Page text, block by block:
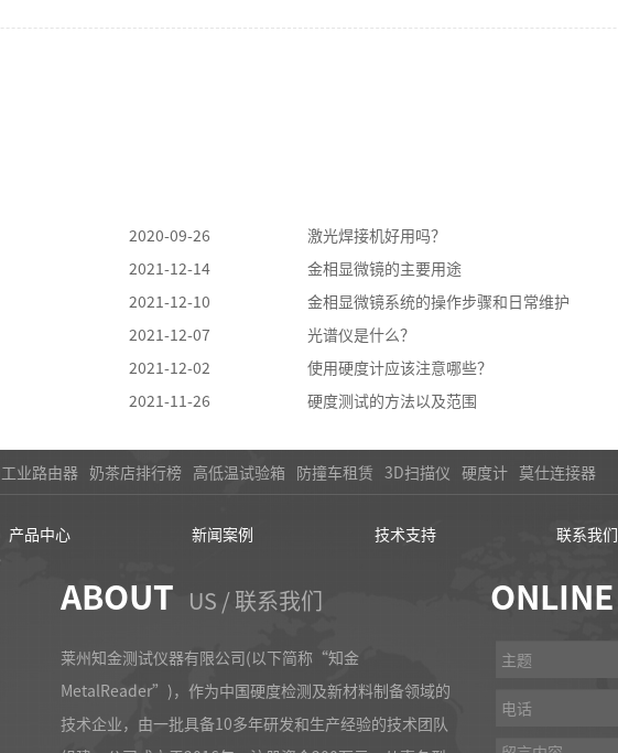
2020-09-26
2021-12-14
2021-12-10
2021-12-07
2021-12-02
2021-11-26
激光焊接机好用吗？
金相显微镜的主要用途
金相显微镜系统的操作步骤和日常维护
光谱仪是什么？
使用硬度计应该注意哪些？
硬度测试的方法以及范围
业路由器 奶茶店排行榜 高低温试验箱 防撞车租赁 3D扫描仪 硬度计 莫仕连接器
产品中心 新闻案例 技术支持 联系我们
ABOUT US / 联系我们
莱州知金测试仪器有限公司(以下简称“知金
MetalReader”)，作为中国硬度检测及新材料制备领域的
技术企业，由一批具备10多年研发和生产经验的技术团队
ONLINE